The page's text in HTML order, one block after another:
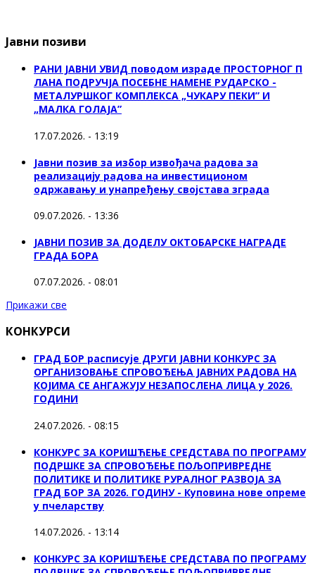
Јавни позиви
РАНИ ЈАВНИ УВИД поводом израде ПРОСТОРНОГ П
ЛАНА ПОДРУЧЈА ПОСЕБНЕ НАМЕНЕ РУДАРСКО -
МЕТАЛУРШКОГ КОМПЛЕКСА „ЧУКАРУ ПЕКИ” И
„МАЛКА ГОЛАЈА”
17.07.2026. - 13:19
Јавни позив за избор извођача радова за
реализацију радова на инвестиционом
одржавању и унапређењу својстава зграда
09.07.2026. - 13:36
ЈАВНИ ПОЗИВ ЗА ДОДЕЛУ ОКТOБАРСКЕ НАГРАДЕ
ГРАДА БОРА
07.07.2026. - 08:01
Прикажи све
КОНКУРСИ
ГРАД БОР расписује ДРУГИ ЈАВНИ КОНКУРС ЗА
ОРГАНИЗОВАЊЕ СПРОВОЂЕЊА ЈАВНИХ РАДОВА НА
КОЈИМА СЕ АНГАЖУЈУ НЕЗАПОСЛЕНА ЛИЦА у 2026.
ГОДИНИ
24.07.2026. - 08:15
КОНКУРС ЗА КОРИШЋЕЊЕ СРЕДСТАВА ПО ПРОГРАМУ
ПОДРШКЕ ЗА СПРОВОЂЕЊЕ ПОЉОПРИВРЕДНЕ
ПОЛИТИКЕ И ПОЛИТИКЕ РУРАЛНОГ РАЗВОЈА ЗА
ГРАД БОР ЗА 2026. ГОДИНУ - Куповина нове опреме
у пчеларству
14.07.2026. - 13:14
КОНКУРС ЗА КОРИШЋЕЊЕ СРЕДСТАВА ПО ПРОГРАМУ